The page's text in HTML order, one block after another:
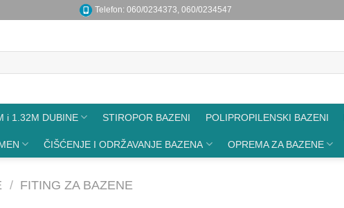
Telefon: 060/0234373, 060/0234547
i 1.32M DUBINE STIROPOR BAZENI POLIPROPILENSKI BAZENI
ČIŠĆENJE I ODRŽAVANJE BAZENA OPREMA ZA BAZENE
/ FITING ZA BAZENE